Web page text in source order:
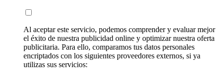
Al aceptar este servicio, podemos comprender y evaluar mejor
el éxito de nuestra publicidad online y optimizar nuestra oferta
publicitaria. Para ello, comparamos tus datos personales
encriptados con los siguientes proveedores externos, si ya
utilizas sus servicios: